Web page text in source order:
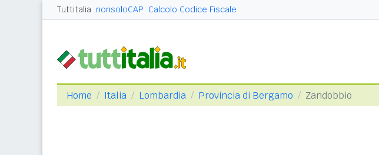
Tuttitalia nonsoloCAP Calcolo Codice Fiscale
Home Italia Lombardia Provincia di Bergamo Zandobbio